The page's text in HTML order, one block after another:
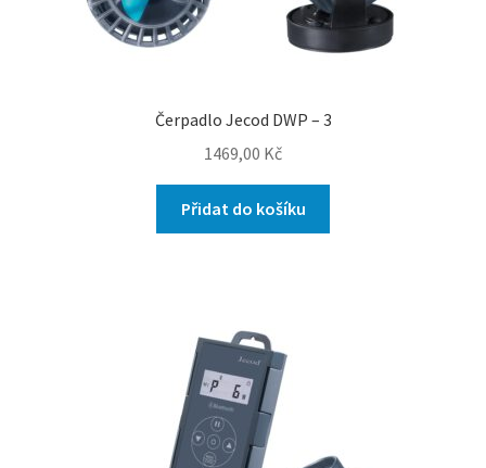
Čerpadlo Jecod DWP – 3
1469,00 Kč
Přidat do košíku